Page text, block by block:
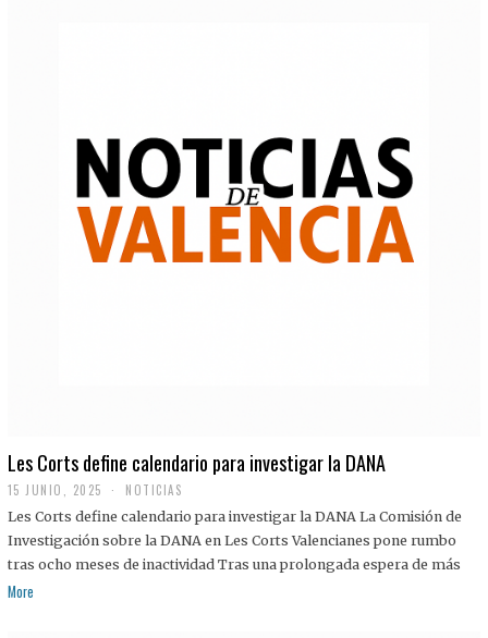
Les Corts define calendario para investigar la DANA
15 JUNIO, 2025 NOTICIAS
Les Corts define calendario para investigar la DANA La Comisión de
Investigación sobre la DANA en Les Corts Valencianes pone rumbo
tras ocho meses de inactividad Tras una prolongada espera de más
More